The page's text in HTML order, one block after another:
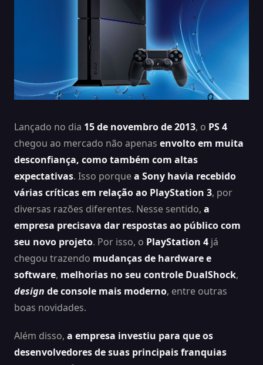
Lançado no dia 15 de novembro de 2013, o PS 4
chegou ao mercado não apenas envolto em muita
desconfiança, como também com altas
expectativas. Isso porquea Sony havia recebido
várias críticas em relação ao PlayStation 3, por
diversas razões diferentes. Nesse sentido, a
empresa precisava dar respostas ao público com
seu novo projeto. Por isso, o PlayStation 4 já
chegou trazendo mudanças de hardware e
software, melhorias no seu controle DualShock,
design de console mais moderno, entre outras
boas novidades.
Além disso, a empresa investiu para que os
desenvolvedores de suas principais franquias